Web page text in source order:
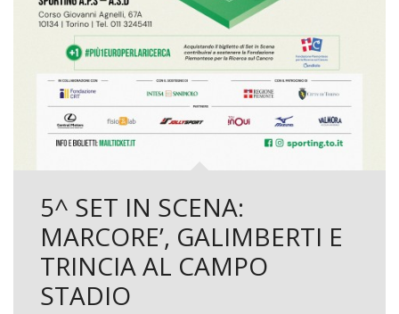
5^ SET IN SCENA:
MARCORE’, GALIMBERTI E
TRINCIA AL CAMPO
STADIO